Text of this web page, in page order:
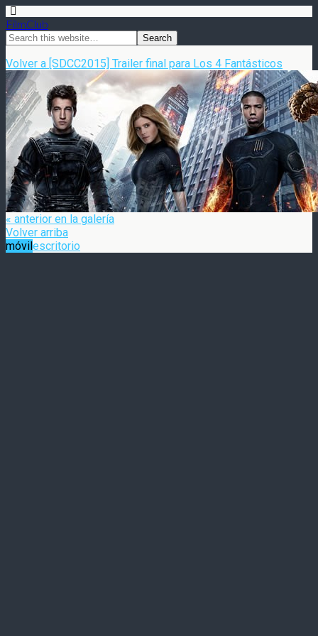
FilmClub
Volver a [SDCC2015] Trailer final para Los 4 Fantásticos
« anterior en la galería
Volver arriba
móvilescritorio